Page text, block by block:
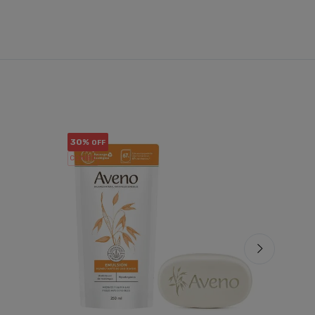
30% OFF
COMBO